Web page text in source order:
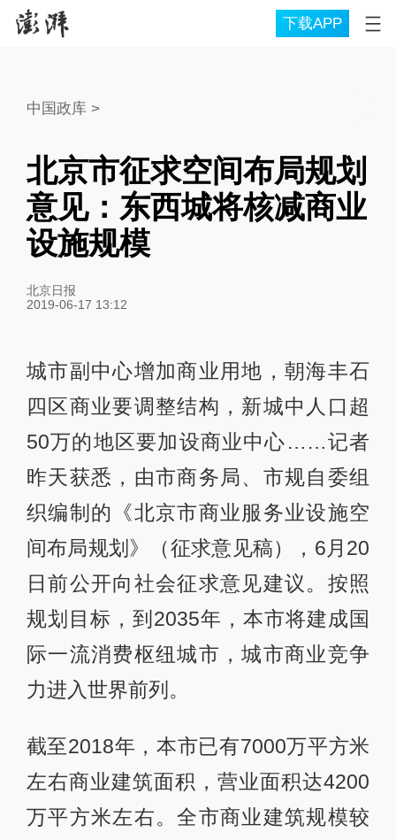
下载APP
中国政库 >
北京市征求空间布局规划
意见：东西城将核减商业
设施规模
北京日报
2019-06-17 13:12
城市副中心增加商业用地，朝海丰石
四区商业要调整结构，新城中人口超
50万的地区要加设商业中心……记者
昨天获悉，由市商务局、市规自委组
织编制的《北京市商业服务业设施空
间布局规划》（征求意见稿），6月20
日前公开向社会征求意见建议。按照
规划目标，到2035年，本市将建成国
际一流消费枢纽城市，城市商业竞争
力进入世界前列。
截至2018年，本市已有7000万平方米
左右商业建筑面积，营业面积达4200
万平方米左右。全市商业建筑规模较